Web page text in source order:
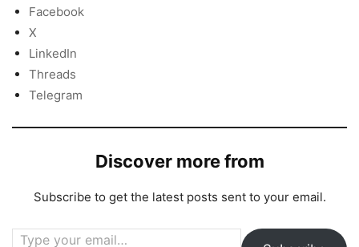
Facebook
X
LinkedIn
Threads
Telegram
Discover more from
Subscribe to get the latest posts sent to your email.
Type your email…